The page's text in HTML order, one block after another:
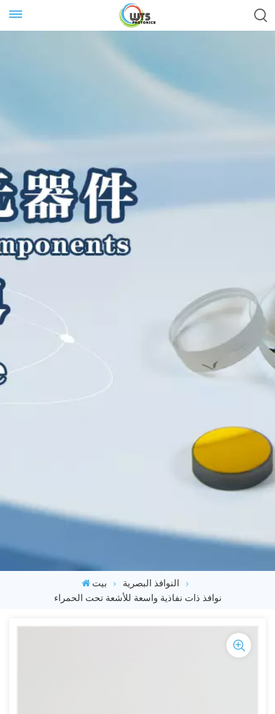
بيت
النوافذ البصرية
نوافذ ذات نفاذية واسعة للأشعة تحت الحمراء